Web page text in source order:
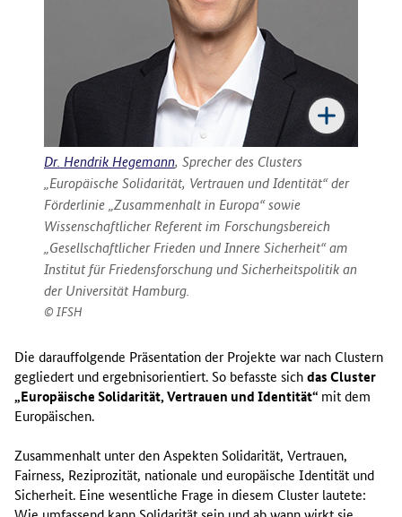
Dr. Hendrik Hegemann, Sprecher des Clusters
„Europäische Solidarität, Vertrauen und Identität“ der
Förderlinie „Zusammenhalt in Europa“ sowie
Wissenschaftlicher Referent im Forschungsbereich
„Gesellschaftlicher Frieden und Innere Sicherheit“ am
Institut für Friedensforschung und Sicherheitspolitik an
der Universität Hamburg.
IFSH
Die darauffolgende Präsentation der Projekte war nach Clustern
gegliedert und ergebnisorientiert. So befasste sichdas Cluster
„Europäische Solidarität, Vertrauen und Identität“ mit dem
Europäischen.
Zusammenhalt unter den Aspekten Solidarität, Vertrauen,
Fairness, Reziprozität, nationale und europäische Identität und
Sicherheit. Eine wesentliche Frage in diesem Cluster lautete: